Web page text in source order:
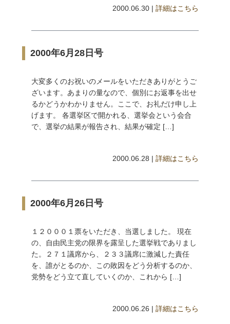
2000.06.30 |詳細はこちら
2000年6月28日号
大変多くのお祝いのメールをいただきありがとうご
ざいます。あまりの量なので、個別にお返事を出せ
るかどうかわかりません。ここで、お礼だけ申し上
げます。 各選挙区で開かれる、選挙会という会合
で、選挙の結果が報告され、結果が確定 […]
2000.06.28 |詳細はこちら
2000年6月26日号
１２０００１票をいただき、当選しました。 現在
の、自由民主党の限界を露呈した選挙戦でありまし
た。２７１議席から、２３３議席に激減した責任
を、誰がとるのか、この敗因をどう分析するのか、
党勢をどう立て直していくのか、これから […]
2000.06.26 |詳細はこちら